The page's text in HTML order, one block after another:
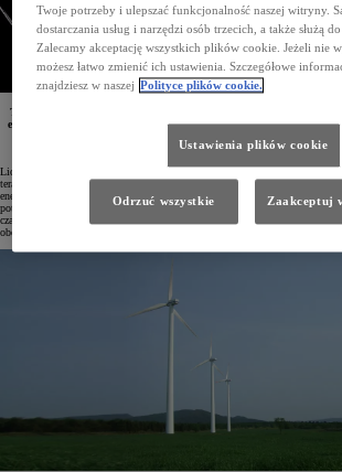
Toyota i TEPCO (Tokyo Electric Power Company Holdings)
energii. W tym celu wykorzystywane będą baterie z
z koncepcją gospodarki obiegu
Liczba aut elektrycznych stale rośnie, co powoduje m.in. wzrost
teraz należy więc opracować takie rozwiązania, które pozwolą efektywnie
energii. Elektrownie wiatrowe oraz farmy fotowoltaiczne mogą wytwarzać
potrzebne. Kluczową rolę będą tu więc odgrywać systemy magazynowania
czas przechowywać wytworzony prąd i udostępniać go w okresach niskiej
obciążenia szczytowe.
Twoje potrzeby i ulepszać funkcjonalność naszej witryny.
dostarczania usług i narzędzi osób trzecich, a także służą
Zalecamy akceptację wszystkich plików cookie. Jeżeli nie
możesz łatwo zmienić ich ustawienia. Szczegółowe
znajdziesz w naszej Polityce plików cookie.
Ustawienia plików cookie
Odrzuć wszystkie Zaakceptuj